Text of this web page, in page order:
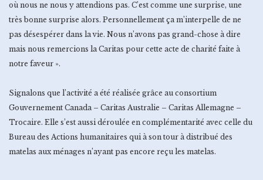
où nous ne nous y attendions pas. C’est comme une surprise, une
très bonne surprise alors. Personnellement ça m’interpelle de ne
pas désespérer dans la vie. Nous n’avons pas grand-chose à dire
mais nous remercions la Caritas pour cette acte de charité faite à
notre faveur ».
Signalons que l’activité a été réalisée grâce au consortium
Gouvernement Canada – Caritas Australie – Caritas Allemagne –
Trocaire. Elle s’est aussi déroulée en complémentarité avec celle du
Bureau des Actions humanitaires qui à son tour à distribué des
matelas aux ménages n’ayant pas encore reçu les matelas.